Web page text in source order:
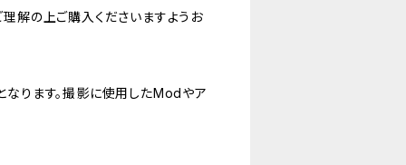
解の上ご購入くださいますようお
ります。撮影に使用したModやア